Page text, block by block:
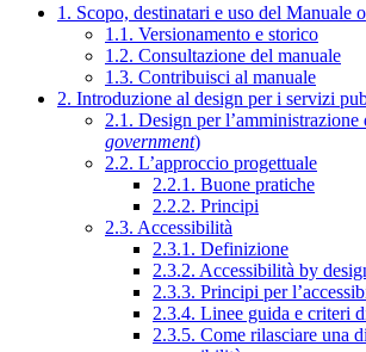
1. Scopo, destinatari e uso del Manuale
1.1. Versionamento e storico
1.2. Consultazione del manuale
1.3. Contribuisci al manuale
2. Introduzione al design per i servizi
2.1. Design per l’amministrazione
government)
2.2. L’approccio progettuale
2.2.1. Buone pratiche
2.2.2. Principi
2.3. Accessibilità
2.3.1. Definizione
2.3.2. Accessibilità by
2.3.3. Principi per
2.3.4. Linee guida e criteri
2.3.5. Come rilasciare una